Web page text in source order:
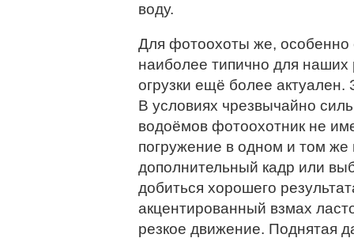
воду.
Для фотоохоты же, особенно
наиболее типично для наших
огрузки ещё более
В условиях чрезвычайно
водоёмов фотоохотник не
погружение в одном и том же
дополнительный кадр или
добиться хорошего
акцентированный взмах
резкое движение. Поднятая